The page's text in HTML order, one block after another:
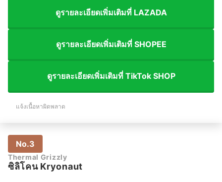
ดูรายละเอียดเพิ่มเติมที่ LAZADA
ดูรายละเอียดเพิ่มเติมที่ SHOPEE
ดูรายละเอียดเพิ่มเติมที่ TikTok SHOP
แจ้งเนื้อหาผิดพลาด
No.3
Thermal Grizzly
ซิลิโคน Kryonaut